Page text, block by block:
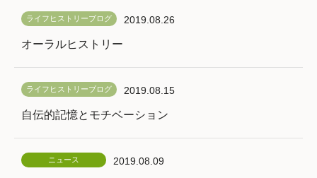
ライフヒストリーブログ 2019.08.26
オーラルヒストリー
ライフヒストリーブログ 2019.08.15
自伝的記憶とモチベーション
ニュース 2019.08.09